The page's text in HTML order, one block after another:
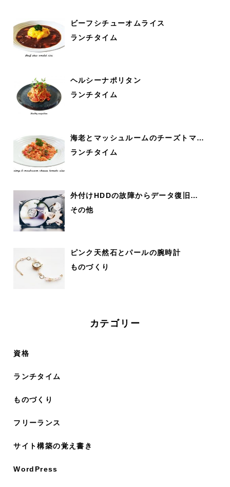
ビーフシチューオムライス
ランチタイム
ヘルシーナポリタン
ランチタイム
海老とマッシュルームのチーズトマ…
ランチタイム
外付けHDDの故障からデータ復旧…
その他
ピンク天然石とパールの腕時計
ものづくり
カテゴリー
資格
ランチタイム
ものづくり
フリーランス
サイト構築の覚え書き
WordPress